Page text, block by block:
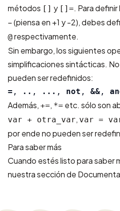
métodos [] y []=. Para
– (piensa en +1 y -2), debes
@respectivamente.
Sin embargo, los siguientes
simplificaciones sintácticas.
pueden ser redefinidos:
= , .. , ... , not , && ,
Además, +=, *= etc. sólo son
var + otra_var, var =
por ende no pueden ser
Para saber más
Cuando estés listo para saber
nuestra sección de